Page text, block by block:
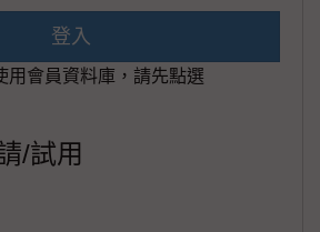
登入
會員資料庫，請先點選
/試用